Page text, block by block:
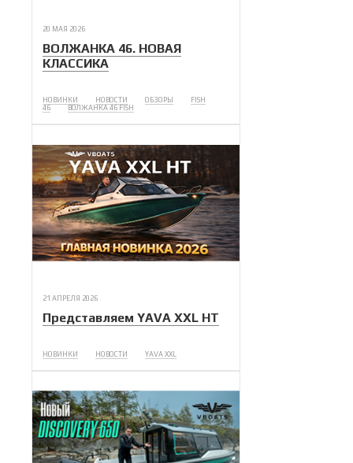
20 МАЯ 2026
ВОЛЖАНКА 46. НОВАЯ
КЛАССИКА
НОВИНКИ НОВОСТИ ОБЗОРЫ
FISH
46
ВОЛЖАНКА 46 FISH
21 АПРЕЛЯ 2026
Представляем YAVA XXL HT
НОВИНКИ НОВОСТИ YAVA XXL